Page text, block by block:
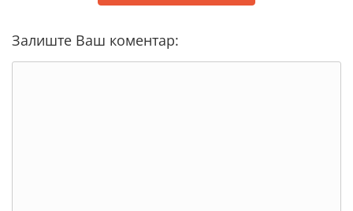
Залиште Ваш коментар: